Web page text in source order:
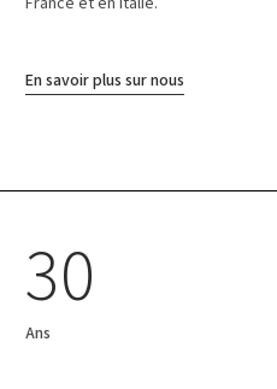
En savoir plus sur nous
30
Ans